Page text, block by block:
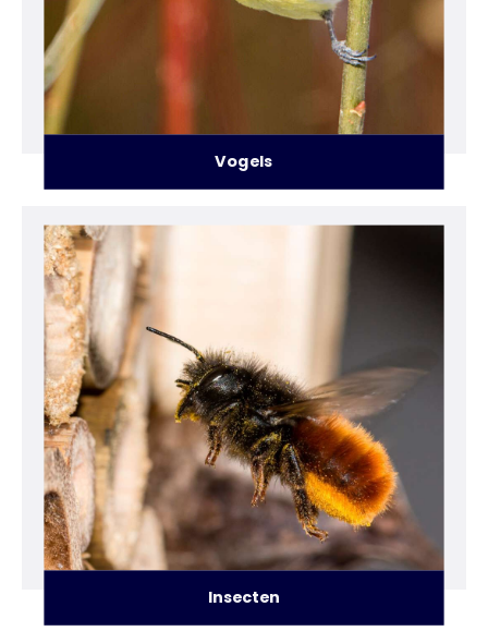
Vogels
Insecten